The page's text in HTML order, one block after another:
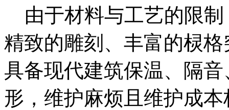
由于材料与工艺的限制
精致的雕刻、丰富的棂
具备现代建筑保温、隔
形，维护麻烦且维护成